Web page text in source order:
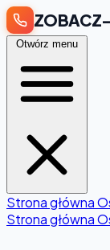
ZOBACZ-
Otwórz menu
Strona główna
Strona główna